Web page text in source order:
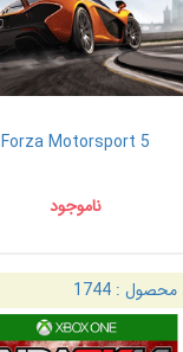
Forza Motorsport 5
ناموجود
محصول :1744